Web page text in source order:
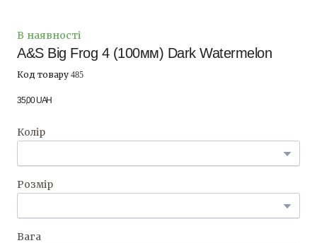
В наявності
A&S Big Frog 4 (100мм) Dark Watermelon
Код товару 485
35,00 UAH
Колір
Розмір
Вага